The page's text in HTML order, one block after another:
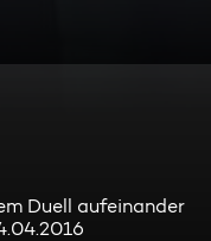
Duell aufeinander